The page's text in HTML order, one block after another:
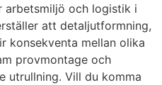
arbetsmiljö och logistik i
att detaljutformning,
konsekventa mellan olika
provmontage och
utrullning. Vill du komma